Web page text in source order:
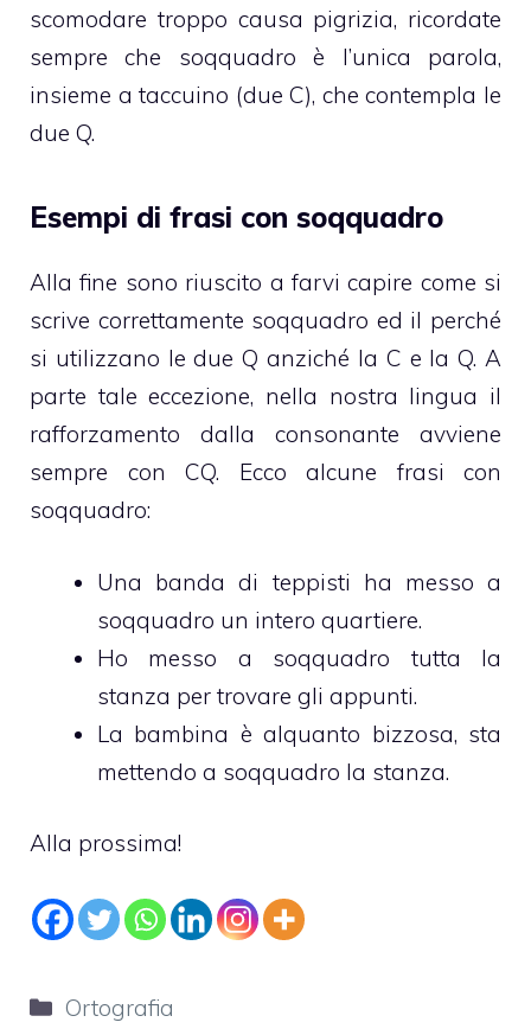
scomodare troppo causa pigrizia, ricordate
sempre che soqquadro è l’unica parola,
insieme a taccuino (due C), che contempla le
due Q.
Esempi di frasi con soqquadro
Alla fine sono riuscito a farvi capire come si
scrive correttamente soqquadro ed il perché
si utilizzano le due Q anziché la C e la Q. A
parte tale eccezione, nella nostra lingua il
rafforzamento dalla consonante avviene
sempre con CQ. Ecco alcune frasi con
soqquadro:
Una banda di teppisti ha messo a
soqquadro un intero quartiere.
Ho messo a soqquadro tutta la
stanza per trovare gli appunti.
La bambina è alquanto bizzosa, sta
mettendo a soqquadro la stanza.
Alla prossima!
Categorie
Ortografia